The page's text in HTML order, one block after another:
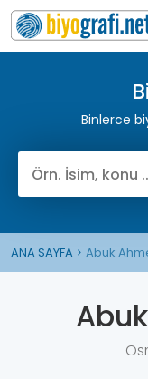
Binlerce
ANA SAYFA Abuk